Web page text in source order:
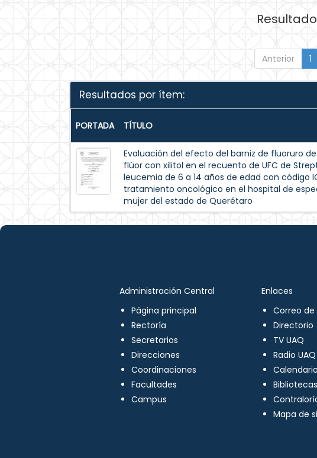
Anterior 1
Resultados por ítem:
PORTADA TÍTULO
Evaluación del efecto del barniz de fluoruro
flúor con xilitol en el recuento de UFC de
leucemia de 6 a 14 años de edad con código
tratamiento oncológico en el hospital de
mujer del estado de Querétaro
Administración Central
Página principal
Rectoría
Secretarios
Direcciones
Coordinaciones
Facultades
Campus
Enlaces
Correo de
Directorio
TV UAQ
Radio UAQ
Bibliotecas
Mapa de